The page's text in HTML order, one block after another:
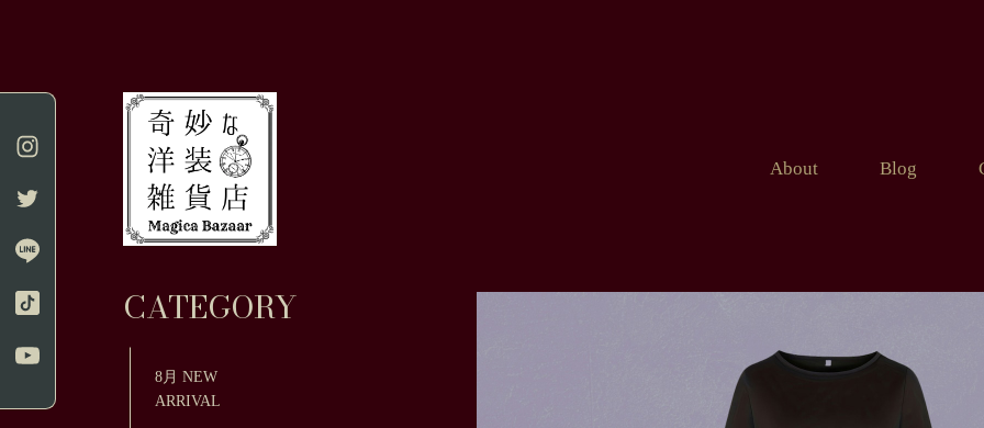
About Blog
CATEGORY
8月 NEW
ARRIVAL